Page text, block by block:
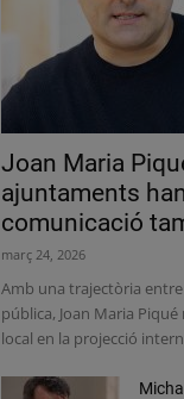
Joan Maria
ajuntaments
comunicació
març 24, 2026
Amb una trajectòria
pública, Joan Maria
local en la projecció